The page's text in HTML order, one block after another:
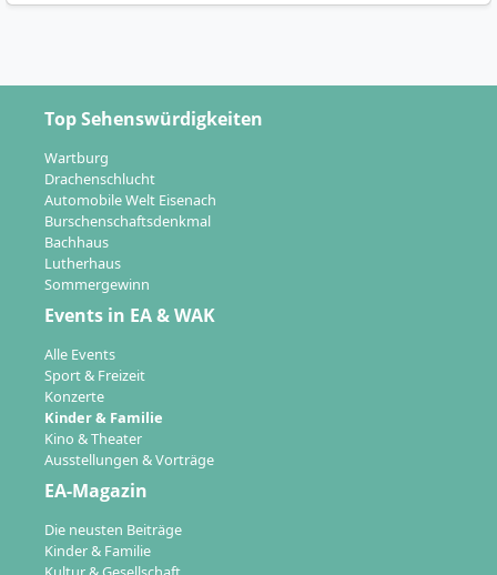
Top Sehenswürdigkeiten
Wartburg
Drachenschlucht
Automobile Welt Eisenach
Burschenschaftsdenkmal
Bachhaus
Lutherhaus
Sommergewinn
Events in EA & WAK
Alle Events
Sport & Freizeit
Konzerte
Kinder & Familie
Kino & Theater
Ausstellungen & Vorträge
EA-Magazin
Die neusten Beiträge
Kinder & Familie